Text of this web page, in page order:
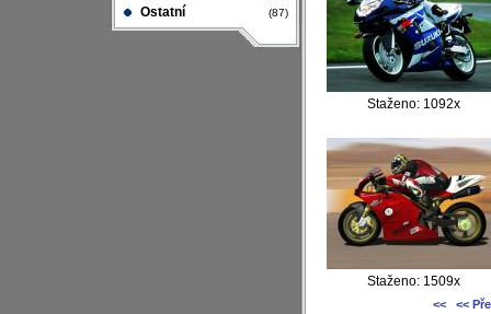
Ostatní (87)
Staženo: 1092x
Staženo: 1509x
<< <<